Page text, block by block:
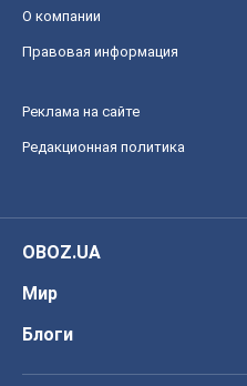
О компании
Правовая информация
Реклама на сайте
Редакционная политика
OBOZ.UA
Мир
Блоги